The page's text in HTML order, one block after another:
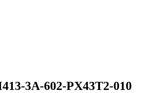
3A-602-PX43T2-010